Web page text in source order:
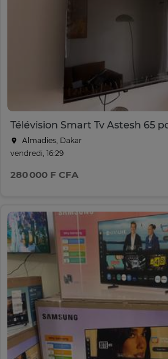
Télévision Smart Tv Astesh 65
Almadies, Dakar
vendredi, 16:29
280 000 F CFA